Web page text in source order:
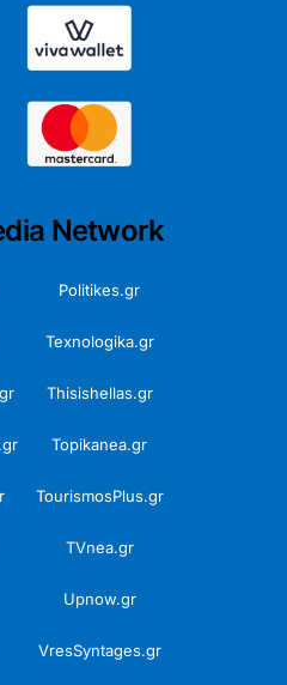
Network
Politikes.gr
Texnologika.gr
Thisishellas.gr
Topikanea.gr
TourismosPlus.gr
TVnea.gr
Upnow.gr
VresSyntages.gr